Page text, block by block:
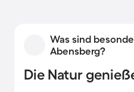
Was sind
Abensberg?
Die Natur